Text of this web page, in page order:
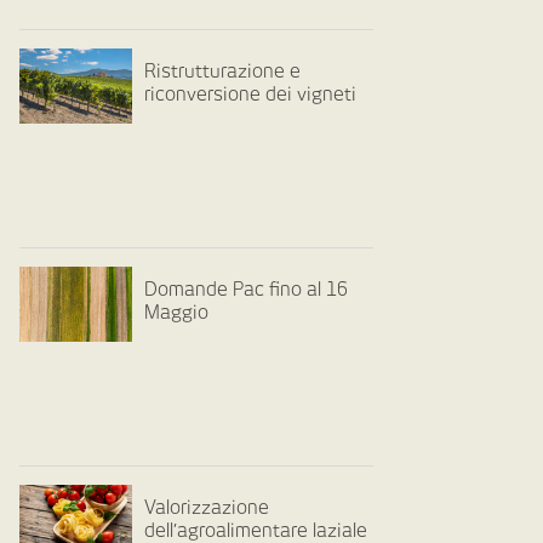
Ristrutturazione e
riconversione dei vigneti
Domande Pac fino al 16
Maggio
Valorizzazione
dell’agroalimentare laziale